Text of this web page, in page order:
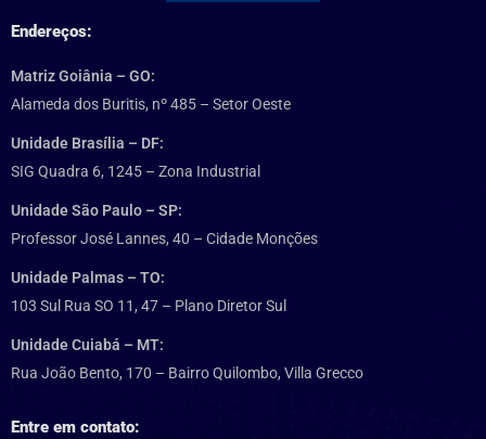
Endereços:
Matriz Goiânia – GO:
Alameda dos Buritis, nº 485 – Setor Oeste
Unidade Brasília – DF:
SIG Quadra 6, 1245 – Zona Industrial
Unidade São Paulo – SP:
Professor José Lannes, 40 – Cidade Monções
Unidade Palmas – TO:
103 Sul Rua SO 11, 47 – Plano Diretor Sul
Unidade Cuiabá – MT:
Rua João Bento, 170 – Bairro Quilombo, Villa Grecco
Entre em contato: